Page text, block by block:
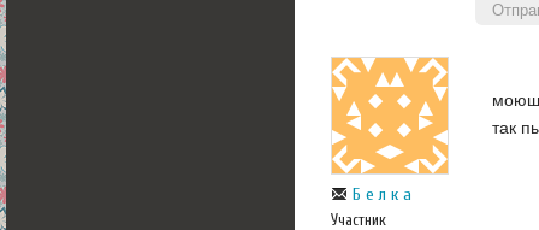
Б е л к а
Участник
так